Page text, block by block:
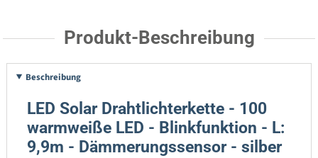
Produkt-Beschreibung
Beschreibung
LED Solar Drahtlichterkette - 100
warmweiße LED - Blinkfunktion - L:
9,9m - Dämmerungssensor - silber